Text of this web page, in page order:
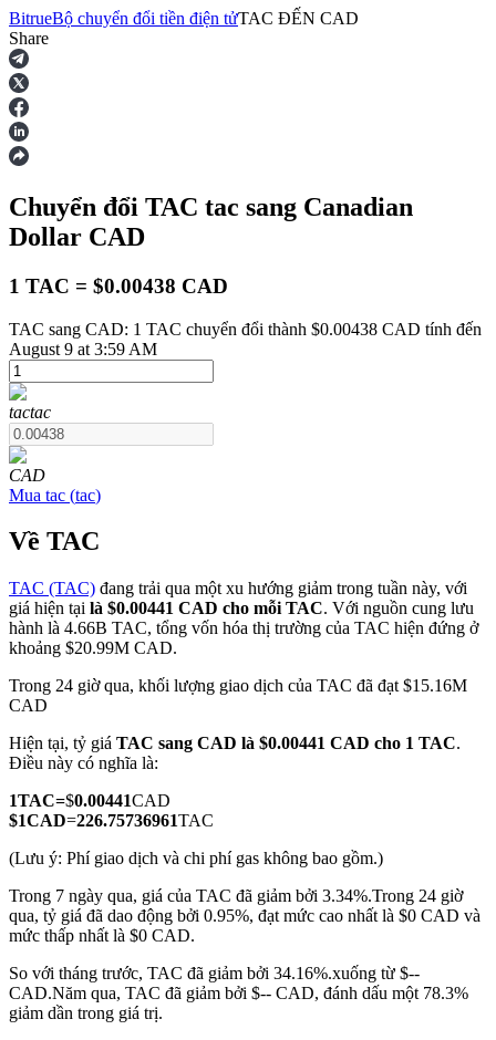
Hợp đồng tương lai
USDT Futures
COIN-M Futures
Futures sử dụng token làm tài sản thế chấp
Phái sinh cổ phiếu, ngoại hối, kim loại quý và hàng hóa
USDC Futures vĩnh cửu
Futures sử dụng USDC làm tài sản thế chấp
BitrueBộ chuyển đổi tiền điện tửTAC ĐẾN CAD
Share
Chuyển đổi TAC tac sang Canadian
Dollar CAD
1 TAC = $0.00438 CAD
TAC sang CAD: 1 TAC chuyển đổi thành $0.00438 CAD tính đến
August 9 at 3:59 AM
tactac
CAD
Mua tac (tac)
Về TAC
TAC (TAC) đang trải qua một xu hướng giảm trong tuần này, với
giá hiện tại là $0.00441 CAD cho mỗi TAC. Với nguồn cung lưu
hành là 4.66B TAC, tổng vốn hóa thị trường của TAC hiện đứng ở
khoảng $20.99M CAD.
Trong 24 giờ qua, khối lượng giao dịch của TAC đã đạt $15.16M
CAD
Hiện tại, tỷ giá TAC sang CAD là $0.00441 CAD cho 1 TAC.
Điều này có nghĩa là:
1TAC=$0.00441CAD
$1CAD=226.75736961TAC
(Lưu ý: Phí giao dịch và chi phí gas không bao gồm.)
Trong 7 ngày qua, giá của TAC đã giảm bởi 3.34%.Trong 24 giờ
qua, tỷ giá đã dao động bởi 0.95%, đạt mức cao nhất là $0 CAD và
mức thấp nhất là $0 CAD.
So với tháng trước, TAC đã giảm bởi 34.16%.xuống từ $--
CAD.Năm qua, TAC đã giảm bởi $-- CAD, đánh dấu một 78.3%
giảm dần trong giá trị.